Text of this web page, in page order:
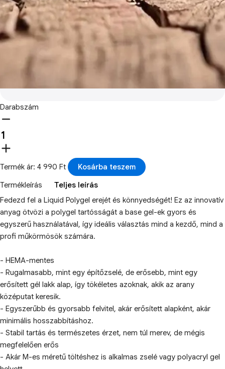
Darabszám
Termék ár: 4 990 Ft
Kosárba teszem
Termékleírás
Teljes leírás
Fedezd fel a Liquid Polygel erejét és könnyedségét! Ez az innovatív
anyag ötvözi a polygel tartósságát a base gel-ek gyors és
egyszerű használatával, így ideális választás mind a kezdő, mind a
profi műkörmösök számára.
- HEMA-mentes
- Rugalmasabb, mint egy építőzselé, de erősebb, mint egy
erősített gél lakk alap, így tökéletes azoknak, akik az arany
középutat keresik.
- Egyszerűbb és gyorsabb felvitel, akár erősített alapként, akár
minimális hosszabbításhoz.
- Stabil tartás és természetes érzet, nem túl merev, de mégis
megfelelően erős
- Akár M-es méretű töltéshez is alkalmas zselé vagy polyacryl gel